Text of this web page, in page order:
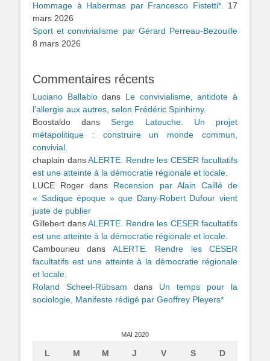
Hommage à Habermas par Francesco Fistetti*. 17
mars 2026
Sport et convivialisme par Gérard Perreau-Bezouille
8 mars 2026
Commentaires récents
Luciano Ballabiodans Le convivialisme, antidote à
l’allergie aux autres, selon Frédéric Spinhirny.
Boostaldo dansSerge Latouche. Un projet
métapolitique : construire un monde commun,
convivial.
chaplain dansALERTE. Rendre les CESER facultatifs
est une atteinte à la démocratie régionale et locale.
LUCE Roger dans Recension par Alain Caillé de
« Sadique époque » que Dany-Robert Dufour vient
juste de publier
Gillebert dansALERTE. Rendre les CESER facultatifs
est une atteinte à la démocratie régionale et locale.
Cambourieu dans ALERTE. Rendre les CESER
facultatifs est une atteinte à la démocratie régionale
et locale.
Roland Scheel-Rübsam dans Un temps pour la
sociologie, Manifeste rédigé par Geoffrey Pleyers*
MAI 2020
L M M J V S D